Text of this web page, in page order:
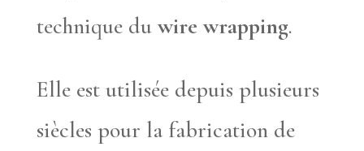
technique duwire wrapping.
Elle est utilisée depuis plusieurs
siècles pour la fabrication de